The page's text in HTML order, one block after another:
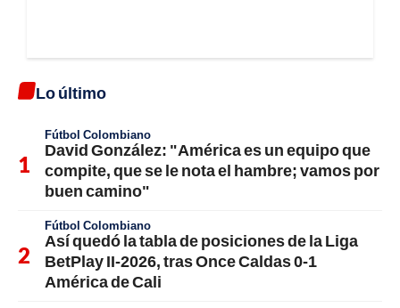
Lo último
Fútbol Colombiano
David González: "América es un equipo que
compite, que se le nota el hambre; vamos por
buen camino"
Fútbol Colombiano
Así quedó la tabla de posiciones de la Liga
BetPlay II-2026, tras Once Caldas 0-1
América de Cali